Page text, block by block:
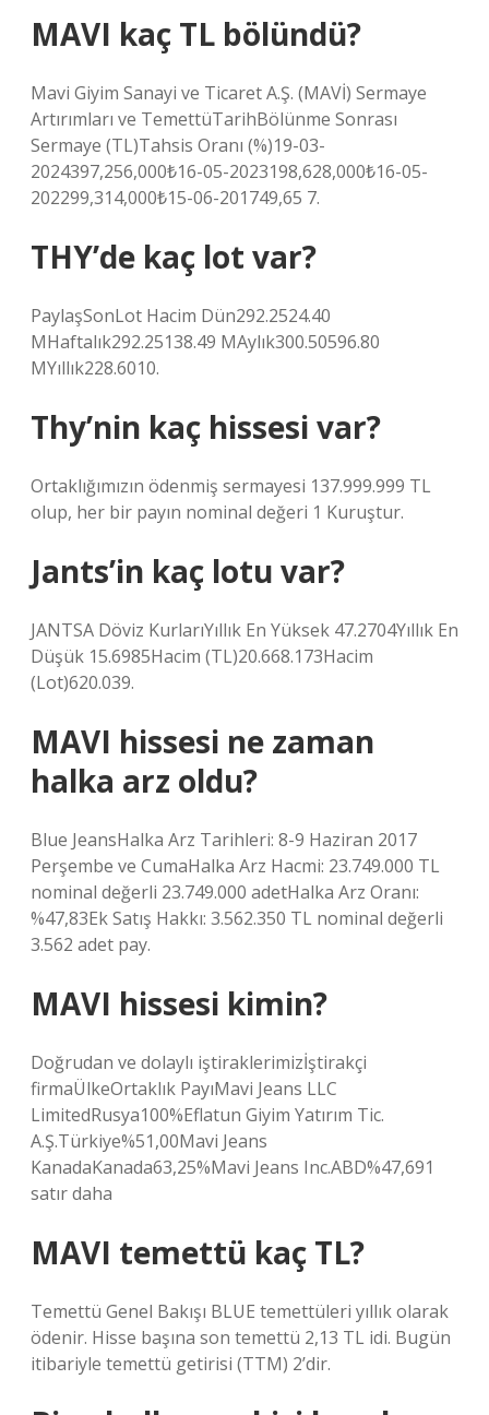
MAVI kaç TL bölündü?
Mavi Giyim Sanayi ve Ticaret A.Ş. (MAVİ) Sermaye
Artırımları ve TemettüTarihBölünme Sonrası
Sermaye (TL)Tahsis Oranı (%)19-03-
2024397,256,000₺16-05-2023198,628,000₺16-05-
202299,314,000₺15-06-201749,65 7.
THY’de kaç lot var?
PaylaşSonLot Hacim Dün292.2524.40
MHaftalık292.25138.49 MAylık300.50596.80
MYıllık228.6010.
Thy’nin kaç hissesi var?
Ortaklığımızın ödenmiş sermayesi 137.999.999 TL
olup, her bir payın nominal değeri 1 Kuruştur.
Jants’in kaç lotu var?
JANTSA Döviz KurlarıYıllık En Yüksek 47.2704Yıllık En
Düşük 15.6985Hacim (TL)20.668.173Hacim
(Lot)620.039.
MAVI hissesi ne zaman
halka arz oldu?
Blue JeansHalka Arz Tarihleri: 8-9 Haziran 2017
Perşembe ve CumaHalka Arz Hacmi: 23.749.000 TL
nominal değerli 23.749.000 adetHalka Arz Oranı:
%47,83Ek Satış Hakkı: 3.562.350 TL nominal değerli
3.562 adet pay.
MAVI hissesi kimin?
Doğrudan ve dolaylı iştiraklerimizİştirakçi
firmaÜlkeOrtaklık PayıMavi Jeans LLC
LimitedRusya100%Eflatun Giyim Yatırım Tic.
A.Ş.Türkiye%51,00Mavi Jeans
KanadaKanada63,25%Mavi Jeans Inc.ABD%47,691
satır daha
MAVI temettü kaç TL?
Temettü Genel Bakışı BLUE temettüleri yıllık olarak
ödenir. Hisse başına son temettü 2,13 TL idi. Bugün
itibariyle temettü getirisi (TTM) 2’dir.